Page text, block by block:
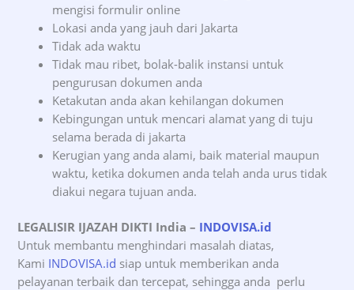
mengisi formulir online
Lokasi anda yang jauh dari Jakarta
Tidak ada waktu
Tidak mau ribet, bolak-balik instansi untuk
pengurusan dokumen anda
Ketakutan anda akan kehilangan dokumen
Kebingungan untuk mencari alamat yang di tuju
selama berada di jakarta
Kerugian yang anda alami, baik material maupun
waktu, ketika dokumen anda telah anda urus tidak
diakui negara tujuan anda.
LEGALISIR IJAZAH DIKTI India– INDOVISA.id
Untuk membantu menghindari masalah diatas,
Kami INDOVISA.id siap untuk memberikan anda
pelayanan terbaik dan tercepat, sehingga anda perlu